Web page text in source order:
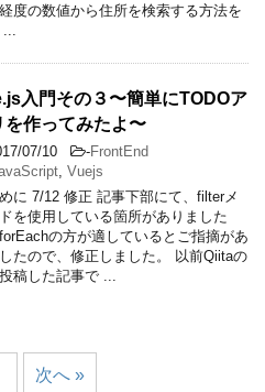
度の数値から住所を検索する方法を
入門その３〜簡単にTODOア
を作ってみたよ〜
07/10 -FrontEnd
Vuejs
に 7/12 修正 記事下部にて、filterメ
を使用している箇所がありました
の方が適しているとご指摘があ
たので、修正しました。 以前Qiitaの
稿した記事で ...
次へ »